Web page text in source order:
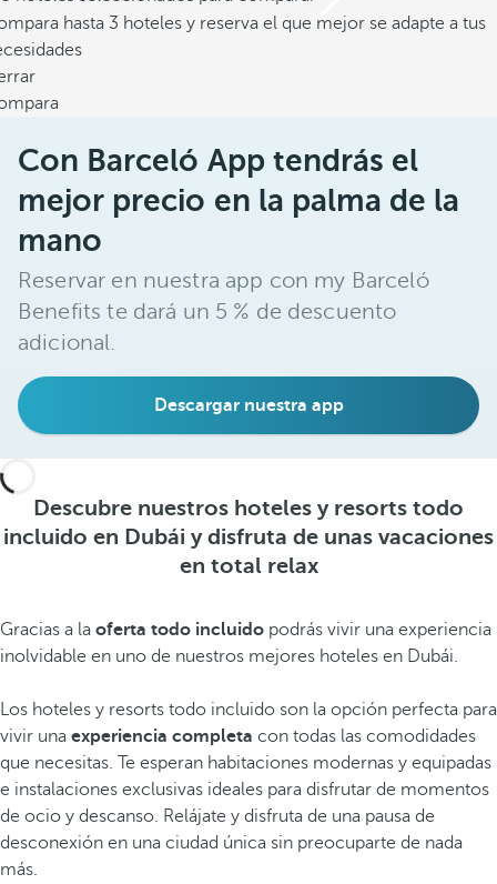
hasta 3 hoteles y reserva el que mejor se adapte a tus
Con Barceló App tendrás el
mejor precio en la palma de la
mano
Reservar en nuestra app con my Barceló
Benefits te dará un 5 % de descuento
adicional.
Descargar nuestra app
Descubre nuestros hoteles y resorts todo
incluido en Dubái y disfruta de unas vacaciones
en total relax
Gracias a la oferta todo incluido podrás vivir una experiencia
inolvidable en uno de nuestros mejores hoteles en Dubái.
Los hoteles y resorts todo incluido son la opción perfecta para
vivir una experiencia completa con todas las comodidades
que necesitas. Te esperan habitaciones modernas y equipadas
e instalaciones exclusivas ideales para disfrutar de momentos
de ocio y descanso. Relájate y disfruta de una pausa de
desconexión en una ciudad única sin preocuparte de nada
más.